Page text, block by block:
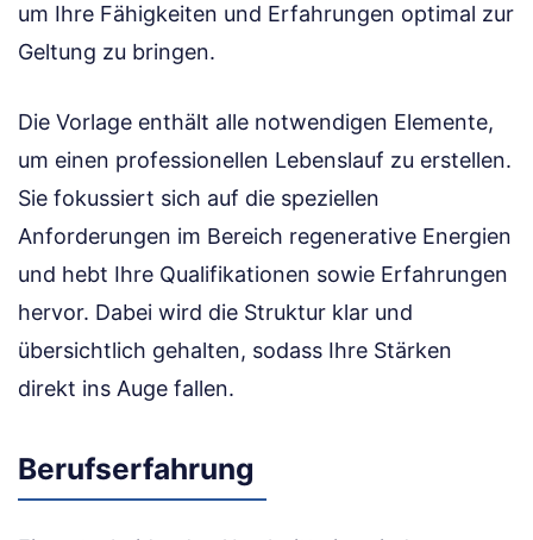
um Ihre Fähigkeiten und Erfahrungen optimal zur
Geltung zu bringen.
Die Vorlage enthält alle notwendigen Elemente,
um einen professionellen Lebenslauf zu erstellen.
Sie fokussiert sich auf die speziellen
Anforderungen im Bereich regenerative Energien
und hebt Ihre Qualifikationen sowie Erfahrungen
hervor. Dabei wird die Struktur klar und
übersichtlich gehalten, sodass Ihre Stärken
direkt ins Auge fallen.
Berufserfahrung